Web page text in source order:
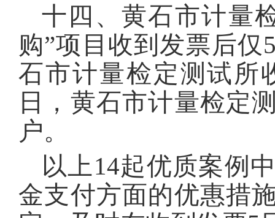
十四、黄石市计量
购”项目收到发票后仅
石市计量检定测试所
日，黄石市计量检定
户。
以上14起优质案例
金支付方面的优惠措